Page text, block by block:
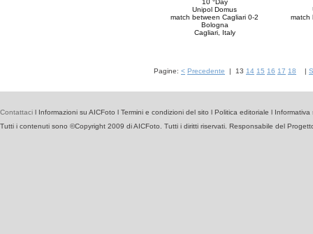
10 °Day
Unipol Domus
match between Cagliari 0-2
Bologna
Cagliari, Italy
match
Pagine: < Precedente | 13 14 15 16 17 18 |
Contattaci l Informazioni su AICFoto l Termini e condizioni del sito l Politica editoriale l Informativa
Tutti i contenuti sono ©Copyright 2009 di AICFoto. Tutti i diritti riservati. Responsabile del